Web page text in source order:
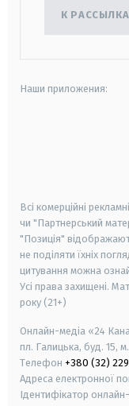
К
Наши приложения:
Всі комерційні
чи "Партнерський
"Позиція"
не поділяти їхніх
цитування можна
Усі права захищені.
року (21+)
Онлайн-медіа «24
пл. Галицька, буд. 15,
Телефон +380 (32)
Адреса електронної
Ідентифікатор